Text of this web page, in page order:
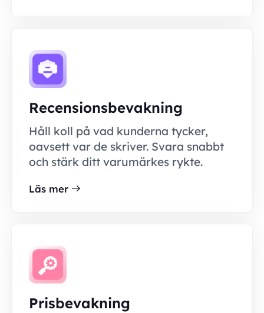
Recensionsbevakning
Håll koll på vad kunderna tycker,
oavsett var de skriver. Svara snabbt
och stärk ditt varumärkes rykte.
Läs mer
Prisbevakning